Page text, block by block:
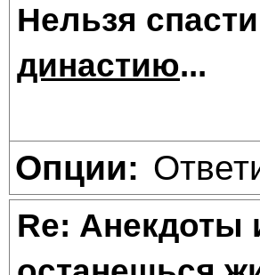
Нельзя
династию...
Опции:
Re: Анекдоты